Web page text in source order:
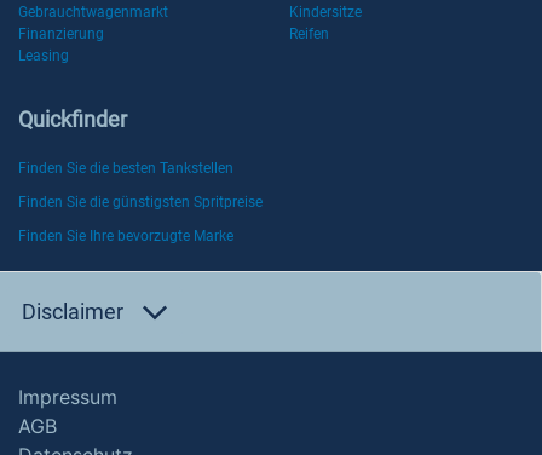
Gebrauchtwagenmarkt
Kindersitze
Finanzierung
Reifen
Leasing
Quickfinder
Finden Sie die besten Tankstellen
Finden Sie die günstigsten Spritpreise
Finden Sie Ihre bevorzugte Marke
Disclaimer
Impressum
AGB